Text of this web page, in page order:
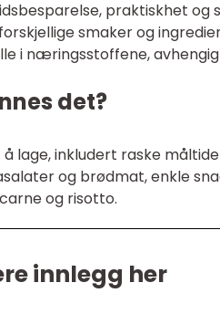
praktiskhet og
smaker og
i næringsstoffene,
det?
lage, inkludert raske
og brødmat, enkle
og risotto.
innlegg her